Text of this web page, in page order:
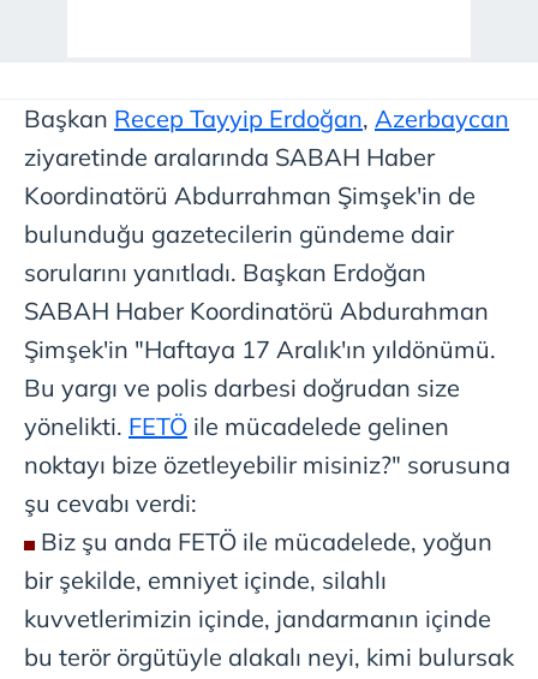
Başkan Recep Tayyip Erdoğan, Azerbaycan
ziyaretinde aralarında SABAH Haber
Koordinatörü Abdurrahman Şimşek'in de
bulunduğu gazetecilerin gündeme dair
sorularını yanıtladı. Başkan Erdoğan
SABAH Haber Koordinatörü Abdurahman
Şimşek'in "Haftaya 17 Aralık'ın yıldönümü.
Bu yargı ve polis darbesi doğrudan size
yönelikti. FETÖ ile mücadelede gelinen
noktayı bize özetleyebilir misiniz?" sorusuna
şu cevabı verdi:
Biz şu anda FETÖ ile mücadelede, yoğun
bir şekilde, emniyet içinde, silahlı
kuvvetlerimizin içinde, jandarmanın içinde
bu terör örgütüyle alakalı neyi, kimi bulursak